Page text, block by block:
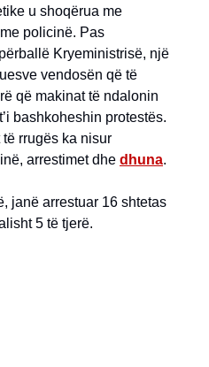
u shoqërua me
policinë. Pas
Kryeministrisë, një
vendosën që të
që makinat të ndalonin
bashkoheshin protestës.
rrugës ka nisur
arrestimet dhe dhuna.
janë arrestuar 16 shtetas
5 të tjerë.